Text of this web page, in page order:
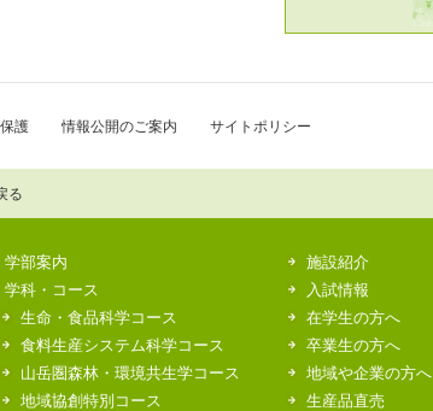
護 情報公開のご案内 サイトポリシー
る
学部案内
学科・コース
生命・食品科学コース
食料生産システム科学コース
山岳圏森林・環境共生学コース
地域協創特別コース
施設紹介
入試情報
在学生の方へ
卒業生の方へ
地域や企業の方へ
生産品直売